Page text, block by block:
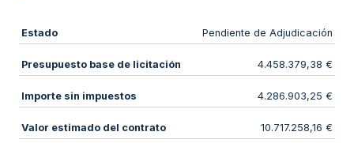
Estado Pendiente de Adjudicación
Presupuesto base de licitación 4.458.379,38 €
Importe sin impuestos 4.286.903,25 €
Valor estimado del contrato 10.717.258,16 €